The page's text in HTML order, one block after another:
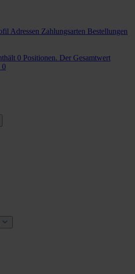
Adressen Zahlungsarten Bestellungen
0 Positionen. Der Gesamtwert
0